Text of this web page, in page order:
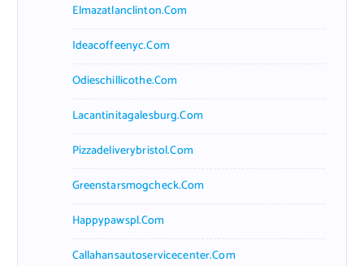
Elmazatlanclinton.com
Ideacoffeenyc.com
Odieschillicothe.com
Lacantinitagalesburg.com
Pizzadeliverybristol.com
Greenstarsmogcheck.com
Happypawspl.com
Callahansautoservicecenter.com